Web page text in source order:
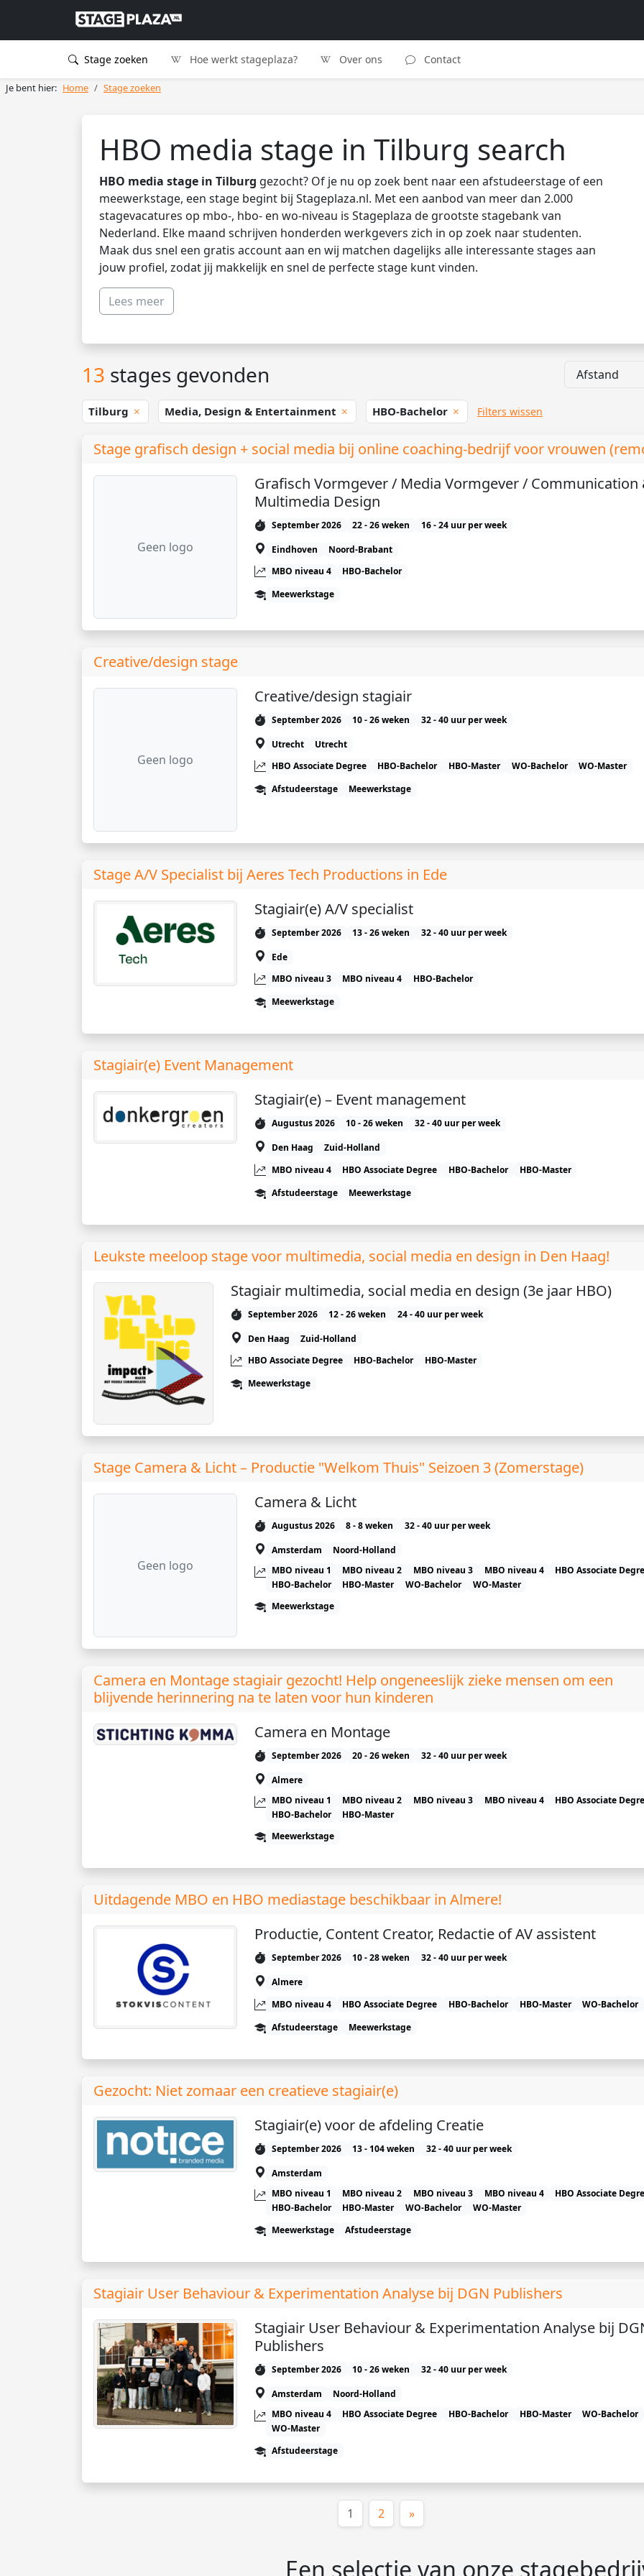
Stage zoeken Hoe werkt stageplaza? Over ons Contact
Je bent hier: Home Stage zoeken
HBO media stage in Tilburg search
HBO media stage in Tilburg gezocht? Of je nu op zoek bent naar een afstudeerstage of een
meewerkstage, een stage begint bij Stageplaza.nl. Met een aanbod van meer dan 2.000
stagevacatures op mbo-, hbo- en wo-niveau is Stageplaza de grootste stagebank van
Nederland. Elke maand schrijven honderden werkgevers zich in op zoek naar studenten.
Maak dus snel een gratis account aan en wij matchen dagelijks alle interessante stages aan
jouw profiel, zodat jij makkelijk en snel de perfecte stage kunt vinden.
Lees meer
13 stages gevonden
Tilburg Media, Design & Entertainment HBO-Bachelor Filters wissen
Stage grafisch design + social media bij online coaching-bedrijf voor vrouwen
Geen logo
Grafisch Vormgever / Media Vormgever / Communication
Multimedia Design
September 2026 22 - 26 weken
16 - 24 uur per week
Eindhoven
Noord-Brabant
MBO niveau 4
HBO-Bachelor
Meewerkstage
Creative/design stage
Geen logo
Creative/design stagiair
September 2026 10 - 26 weken
32 - 40 uur per week
Utrecht
Utrecht
HBO Associate Degree
HBO-Bachelor HBO-Master WO-Bachelor
WO-Master
Afstudeerstage
Meewerkstage
Stage A/V Specialist bij Aeres Tech Productions in Ede
Stagiair(e) A/V specialist
September 2026 13 - 26 weken
32 - 40 uur per week
Ede
MBO niveau 3
MBO niveau 4
HBO-Bachelor
Meewerkstage
Stagiair(e) Event Management
Stagiair(e) – Event management
Augustus 2026 10 - 26 weken
32 - 40 uur per week
Den Haag
Zuid-Holland
MBO niveau 4
HBO Associate Degree HBO-Bachelor
HBO-Master
Afstudeerstage
Meewerkstage
Leukste meeloop stage voor multimedia, social media en design in Den Haag!
Stagiair multimedia, social media en design (3e jaar HBO)
September 2026 12 - 26 weken
24 - 40 uur per week
Den Haag
Zuid-Holland
HBO Associate Degree
HBO-Bachelor
HBO-Master
Meewerkstage
Stage Camera & Licht – Productie "Welkom Thuis" Seizoen 3 (Zomerstage)
Geen logo
Camera & Licht
Augustus 2026 8 - 8 weken
32 - 40 uur per week
Amsterdam
Noord-Holland
MBO niveau 1
MBO niveau 2 MBO niveau 3 MBO niveau 4
HBO Associate
HBO-Bachelor
HBO-Master WO-Bachelor
WO-Master
Meewerkstage
Camera en Montage stagiair gezocht! Help ongeneeslijk zieke mensen om een
blijvende herinnering na te laten voor hun kinderen
Camera en Montage
September 2026 20 - 26 weken
32 - 40 uur per week
Almere
MBO niveau 1
MBO niveau 2 MBO niveau 3 MBO niveau 4
HBO Associate
HBO-Bachelor
HBO-Master
Meewerkstage
Uitdagende MBO en HBO mediastage beschikbaar in Almere!
Productie, Content Creator, Redactie of AV assistent
September 2026 10 - 28 weken
32 - 40 uur per week
Almere
MBO niveau 4
HBO Associate Degree HBO-Bachelor HBO-Master
WO-Bachelor
Afstudeerstage
Meewerkstage
Gezocht: Niet zomaar een creatieve stagiair(e)
Stagiair(e) voor de afdeling Creatie
September 2026 13 - 104 weken
32 - 40 uur per week
Amsterdam
MBO niveau 1
MBO niveau 2 MBO niveau 3 MBO niveau 4
HBO Associate
HBO-Bachelor
HBO-Master WO-Bachelor
WO-Master
Meewerkstage
Afstudeerstage
Stagiair User Behaviour & Experimentation Analyse bij DGN Publishers
Stagiair User Behaviour & Experimentation Analyse bij
Publishers
September 2026 10 - 26 weken
32 - 40 uur per week
Amsterdam
Noord-Holland
MBO niveau 4
HBO Associate Degree HBO-Bachelor HBO-Master
WO-Bachelor
WO-Master
Afstudeerstage
1 (huidige)
2 »
Een selectie van onze